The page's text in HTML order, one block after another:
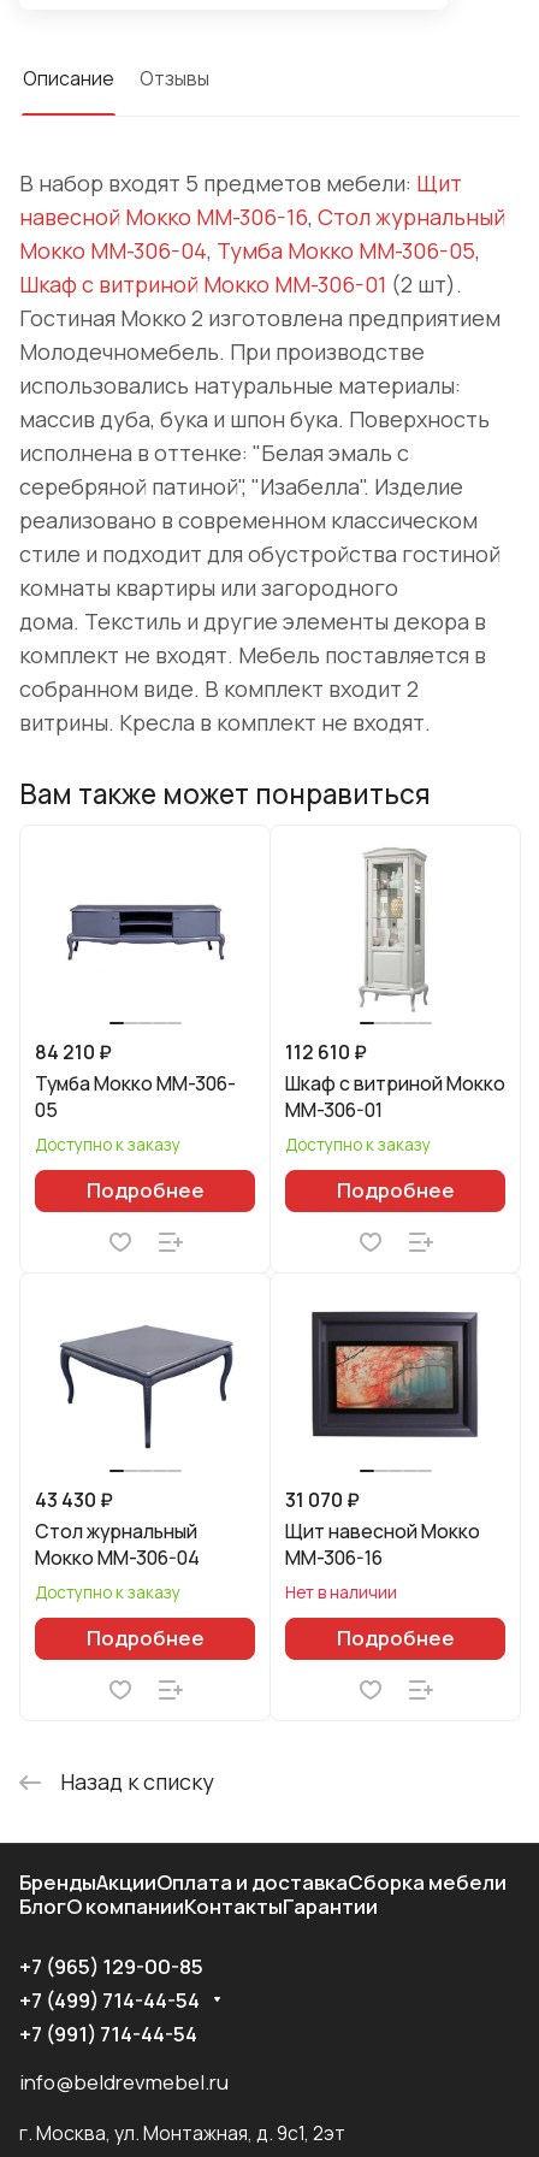
Описание Отзывы
В набор входят 5 предметов мебели: Щит
навесной Мокко ММ-306-16, Стол журнальный
Мокко ММ-306-04, Тумба Мокко ММ-306-05,
Шкаф с витриной Мокко ММ-306-01 (2 шт).
Гостиная Мокко 2 изготовлена предприятием
Молодечномебель. При производстве
использовались натуральные материалы:
массив дуба, бука и шпон бука. Поверхность
исполнена в оттенке: "Белая эмаль с
серебряной патиной", "Изабелла". Изделие
реализовано в современном классическом
стиле и подходит для обустройства гостиной
комнаты квартиры или загородного
дома. Текстиль и другие элементы декора в
комплект не входят. Мебель поставляется в
собранном виде. В комплект входит 2
витрины. Кресла в комплект не входят.
Вам также может понравиться
84 210 ₽
Тумба Мокко ММ-306-
05
Доступно к заказу
Подробнее
112 610 ₽
Шкаф с витриной Мокко
ММ-306-01
Доступно к заказу
Подробнее
43 430 ₽
Стол журнальный
Мокко ММ-306-04
Доступно к заказу
Подробнее
31 070 ₽
Щит навесной Мокко
ММ-306-16
Нет в наличии
Подробнее
Назад к списку
БрендыАкцииОплата и доставкаСборка мебели
БлогО компанииКонтактыГарантии
+7 (965) 129-00-85
+7 (499) 714-44-54
+7 (991) 714-44-54
info@beldrevmebel.ru
г. Москва, ул. Монтажная, д. 9с1, 2эт